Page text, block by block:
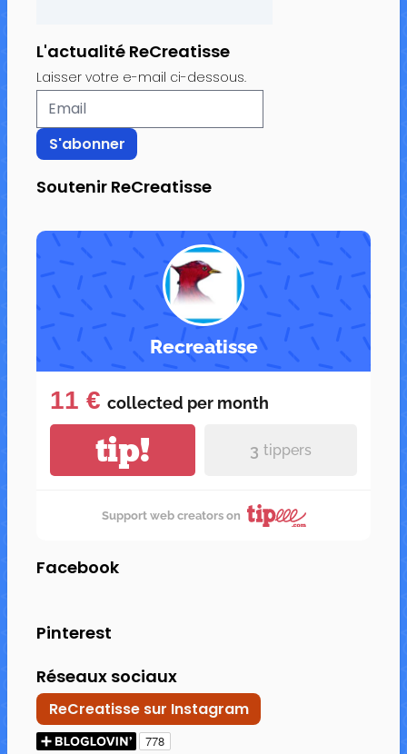
L'actualité ReCreatisse
Laisser votre e-mail ci-dessous.
Soutenir ReCreatisse
Recreatisse
11 € collected per month
tip! 3 tippers
Support web creators on
Facebook
Pinterest
Réseaux sociaux
ReCreatisse sur Instagram